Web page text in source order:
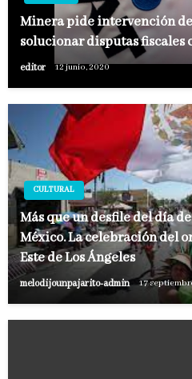
Minera pide intervención
solucionar disputas fiscales
editor 12 junio, 2020
CULTURAL
Más que un desfile del día
México. La celebración del
Este de Los Ángeles
melodijounpajarito-admin 17